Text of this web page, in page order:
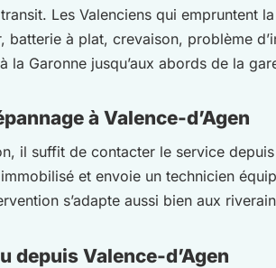
Les Valenciens qui empruntent
batterie à plat, crevaison, problème
la Garonne jusqu’aux abords de la
à Valence-d’Agen
il suffit de contacter le service
et envoie un technicien
s’adapte aussi bien aux
depuis Valence-d’Agen